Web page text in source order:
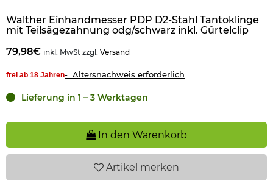
Walther Einhandmesser PDP D2-Stahl Tantoklinge
mit Teilsägezahnung odg/schwarz inkl. Gürtelclip
79,98€ inkl. MwSt zzgl. Versand
frei ab 18 Jahren- Altersnachweis erforderlich
Lieferung in 1 – 3 Werktagen
In den Warenkorb
Artikel merken